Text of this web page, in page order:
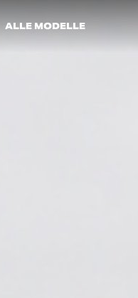
ALLE MODELLE